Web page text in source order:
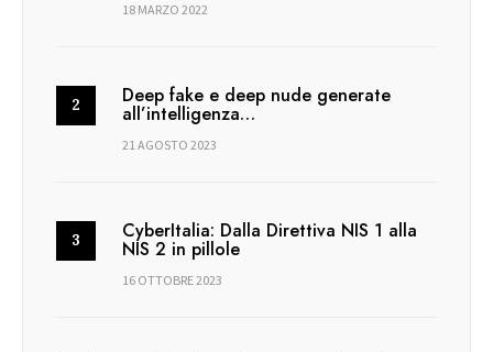
18 MARZO 2022
Deep fake e deep nude generate
all’intelligenza…
21 AGOSTO 2023
CyberItalia: Dalla Direttiva NIS 1 alla
NIS 2 in pillole
16 OTTOBRE 2023